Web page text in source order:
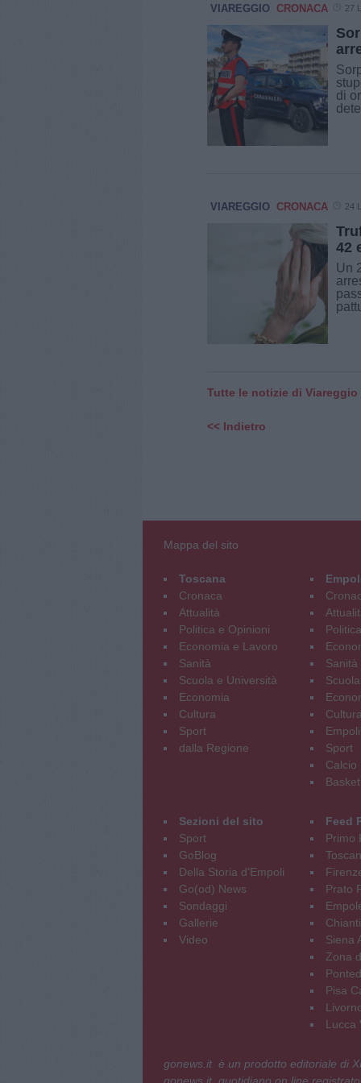
VIAREGGIO CRONACA 27
di
VIAREGGIO CRONACA 24
42
Un
Tutte le notizie di Viareggio
<< Indietro
Mappa del sito
Toscana
Cronaca
Attualità
Politica e Opinioni
Economia e Lavoro
Sanità
Scuola e Università
Economia
Cultura
Sport
dalla Regione
Sanità
Cultura
Sport
Calcio
Basket
Sezioni del sito
Sport
GoBlog
Della Storia d'Empoli
Go(od) News
Sondaggi
Gallerie
Video
Feed
Primo
Prato
Siena
Zona
Pisa
Lucca
gonews.it è un prodotto editoriale di